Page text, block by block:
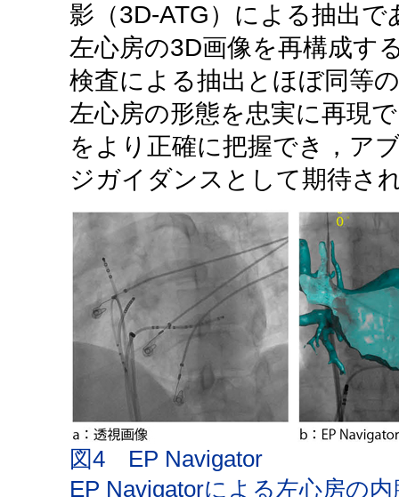
影（3D-ATG）による抽出
左心房の3D画像を再構成す
検査による抽出とほぼ同等
左心房の形態を忠実に再現
をより正確に把握でき，ア
ジガイダンスとして期待さ
図4 EP Navigator
EP Navigatorによる左心房の